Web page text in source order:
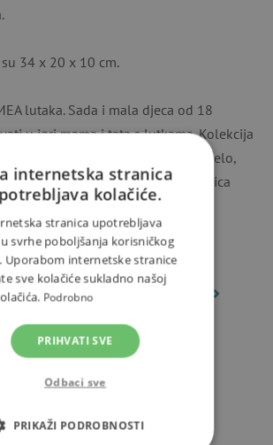
34 x 20 x 10 cm.
lutaka. Sada i mala djeca od 18
​​u igri mama i tata s lutkama. Kolekcija
pribor za hodanje, spavanje, jelo,
Haljine je dizajnirala dizajnerica
Le Joly Sénoville.
Svijetovi mašte i igre uloga
Igre i igračke za mališane
Igre i igračke za djecu od 3
internetska stranica
kolačiće.
stranica upotrebljava
svrhe poboljšanja korisničkog
Uporabom internetske stranice
sve kolačiće sukladno našoj
Podrobno
PRIHVATI SVE
Odbaci sve
PRIKAŽI PODROBNOSTI